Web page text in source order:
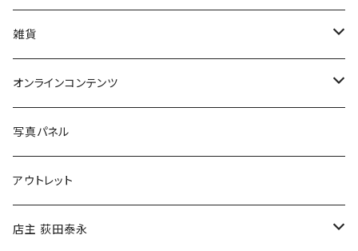
美術
POLEWARDS
Tシャツ
雑貨
バッグ
ブックカバー
マグカップ
傘
オンラインコンテンツ
冒険クロストーク
写真パネル
アウトレット
店主 荻田泰永